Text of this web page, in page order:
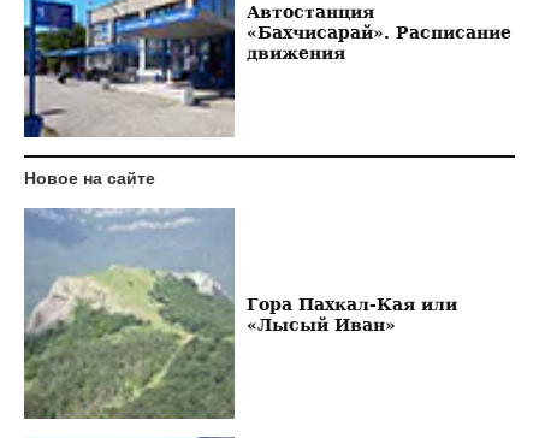
Автостанция
«Бахчисарай». Расписание
движения
Новое на сайте
Гора Пахкал-Кая или
«Лысый Иван»